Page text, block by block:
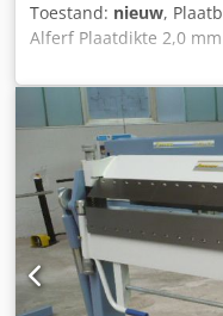
Toestand: nieuw,
Alferf Plaatdikte 2,0
Openingsbreedte 48
benodigd vermogen
ton Benodigde ruimte
Segmentbuigmachine
100, 125, 150, 250 mm.